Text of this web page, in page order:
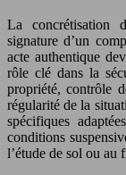
La concrétisation
signature d’un
acte authentique
rôle clé dans la
propriété, contrôle
régularité de la
spécifiques
conditions
l’étude de sol ou au